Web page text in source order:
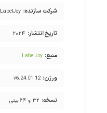
شرکت سازنده: LabelJoy
تاریخ انتشار: ۲۰۲۴
منبع: LabelJoy
ورژن: v6.24.01.12
نسخه: ۳۲ و ۶۴ بیتی